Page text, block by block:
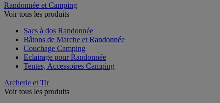
Randonnée et Camping
Voir tous les produits
Sacs à dos Randonnée
Bâtons de Marche et Randonnée
Couchage Camping
Eclairage pour Randonnée
Tentes, Accessoires Camping
Archerie et Tir
Voir tous les produits